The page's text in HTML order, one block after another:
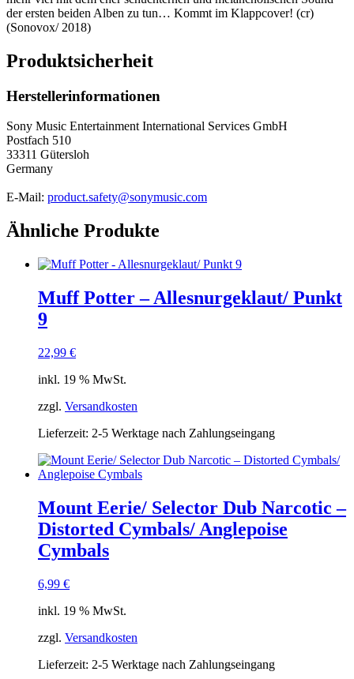
der ersten beiden Alben zu tun… Kommt im Klappcover! (cr)
(Sonovox/ 2018)
Produktsicherheit
Herstellerinformationen
Sony Music Entertainment International Services GmbH
Postfach 510
33311 Gütersloh
Germany
E-Mail: product.safety@sonymusic.com
Ähnliche Produkte
Muff Potter – Allesnurgeklaut/ Punkt
9
22,99 €
inkl. 19 % MwSt.
zzgl. Versandkosten
Lieferzeit: 2-5 Werktage nach Zahlungseingang
Mount Eerie/ Selector Dub Narcotic –
Distorted Cymbals/ Anglepoise
Cymbals
6,99 €
inkl. 19 % MwSt.
zzgl. Versandkosten
Lieferzeit: 2-5 Werktage nach Zahlungseingang